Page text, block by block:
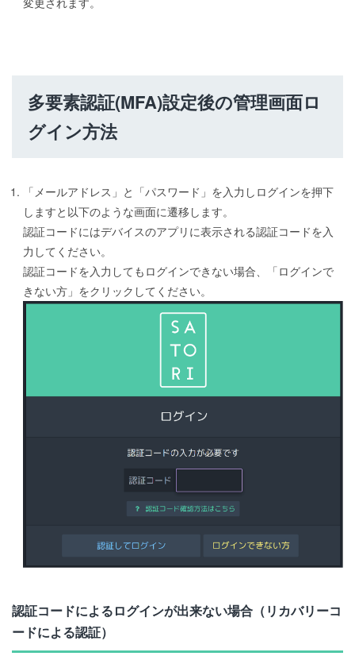
多要素認証(MFA)設定後の管理画面ロ
グイン方法
「メールアドレス」と「パスワード」を入力しログインを押下
しますと以下のような画面に遷移します。
認証コードにはデバイスのアプリに表示される認証コードを入
力してください。
認証コードを入力してもログインできない場合、「ログインで
きない方」をクリックしてください。
認証コードによるログインが出来ない場合（リカバリーコ
ードによる認証）